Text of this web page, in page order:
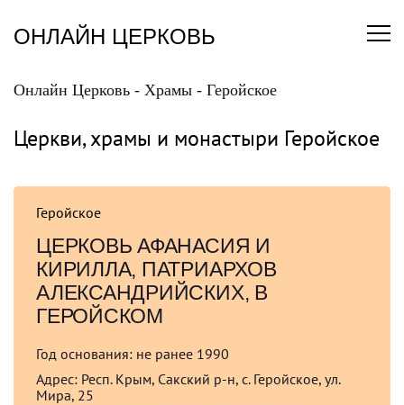
содержанию
ОНЛАЙН ЦЕРКОВЬ
Онлайн Церковь - Храмы - Геройское
Церкви, храмы и монастыри Геройское
Геройское
ЦЕРКОВЬ АФАНАСИЯ И
КИРИЛЛА, ПАТРИАРХОВ
АЛЕКСАНДРИЙСКИХ, В
ГЕРОЙСКОМ
Год основания: не ранее 1990
Адрес: Респ. Крым, Сакский р-н, с. Геройское, ул.
Мира, 25